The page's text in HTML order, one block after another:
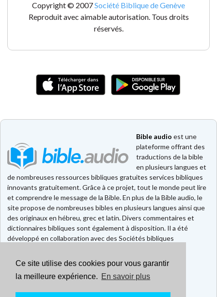
Ce site utilise des cookies pour vous garantir
la meilleure expérience. En savoir plus
Copyright © 2007Société Biblique de Genève
Reproduit avec aimable autorisation. Tous droits
réservés.
Bible audio est une
plateforme offrant des
traductions de la bible
en plusieurs langues et
de nombreuses ressources bibliques gratuites services bibliques
innovants gratuitement. Grâce à ce projet, tout le monde peut lire
et comprendre le message de la Bible. En plus de la Bible audio, le
site propose de nombreuses bibles en plusieurs langues ainsi que
des originaux en hébreu, grec et latin. Divers commentaires et
dictionnaires bibliques sont également à disposition. Il a été
développé en collaboration avec des Sociétés bibliques
Faire un don
Contact